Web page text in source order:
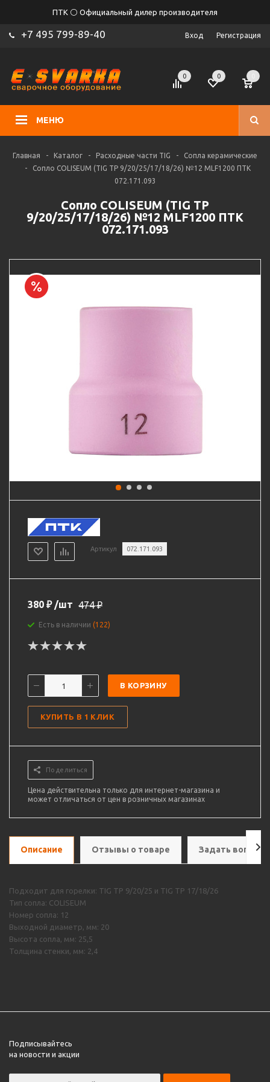
ПТК ⚪ Официальный дилер производителя
+7 495 799-89-40 Вход Регистрация
МЕНЮ
0 0
Главная - Каталог - Расходные части TIG -
Сопла керамические
-
Сопло COLISEUM (TIG TP 9/20/25/17/18/26) №12 MLF1200 ПТК
072.171.093
Сопло COLISEUM (TIG TP
9/20/25/17/18/26) №12 MLF1200 ПТК
072.171.093
Артикул 072.171.093
380 ₽ /шт 474₽
Есть в наличии (122)
В КОРЗИНУ
КУПИТЬ В 1 КЛИК
Поделиться
Цена действительна только для интернет-магазина и
может отличаться от цен в розничных магазинах
Описание Отзывы о товаре Задать вопрос
Подходит для горелки: TIG TP 9/20/25 и TIG TP 17/18/26
Тип сопла: COLISEUM
Номер сопла: 12
Выходной диаметр, мм: 20
Высота сопла, мм: 25,5
Толщина стенки, мм: 2,4
Подписывайтесь
на новости и акции